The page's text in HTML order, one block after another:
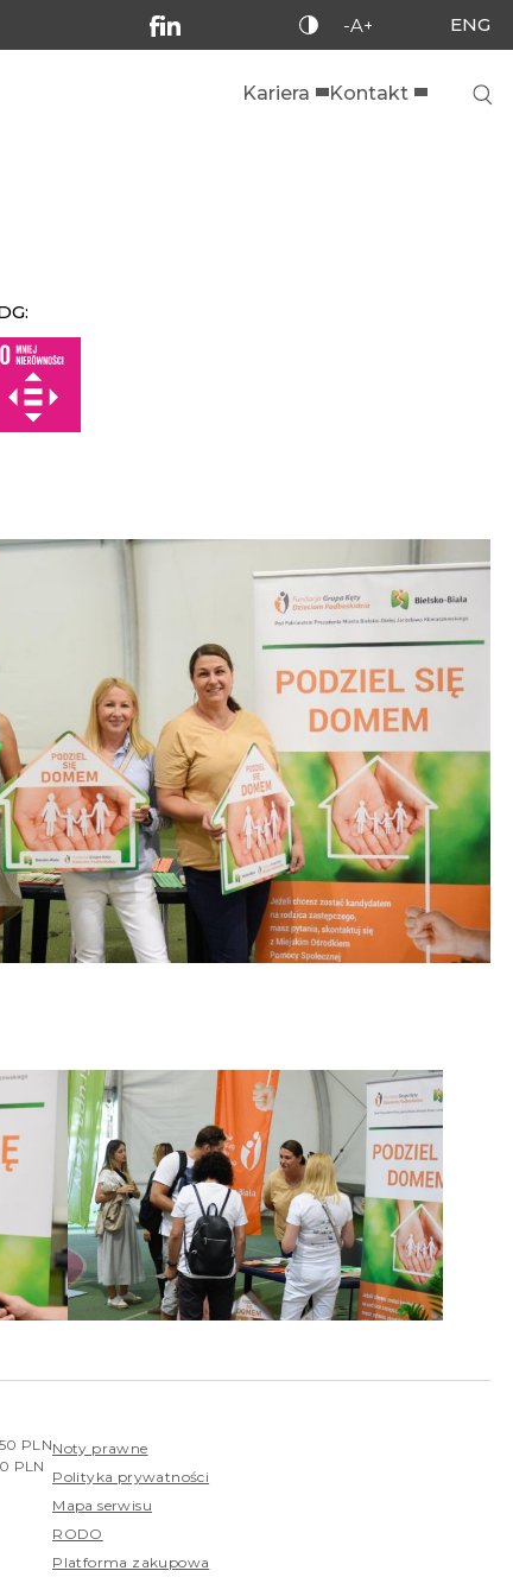
-A+ ENG
Kariera Kontakt
PLN
PLN
Noty prawne
Polityka prywatności
Mapa serwisu
RODO
Platforma zakupowa